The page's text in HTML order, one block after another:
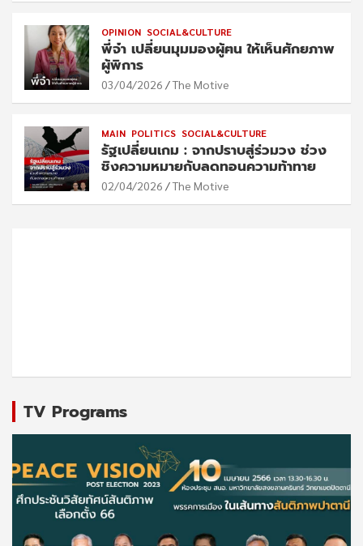
OPINION SOCIAL&CULTURE
พี่จ๋า เปลี่ยนมุมมองผู้ฅน ให้เห็นศักยภาพ
ผู้พิการ
03/04/2026 The Motive
MAIN POLITICS SOCIAL&CULTURE
รัฐเปลี่ยนเกม : จากปราบสู่ร่วมวง ช่วง
ชิงความหมายกับลดทอนความท้าทาย
02/04/2026 The Motive
TV Programs